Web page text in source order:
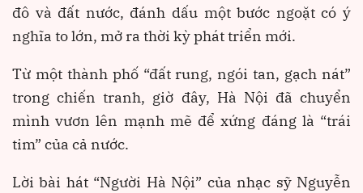
đô và đất nước, đánh dấu một bước ngoặt có ý
nghĩa to lớn, mở ra thời kỳ phát triển mới.
Từ một thành phố “đất rung, ngói tan, gạch nát”
trong chiến tranh, giờ đây, Hà Nội đã chuyển
mình vươn lên mạnh mẽ để xứng đáng là “trái
tim” của cả nước.
Lời bài hát “Người Hà Nội” của nhạc sỹ Nguyễn